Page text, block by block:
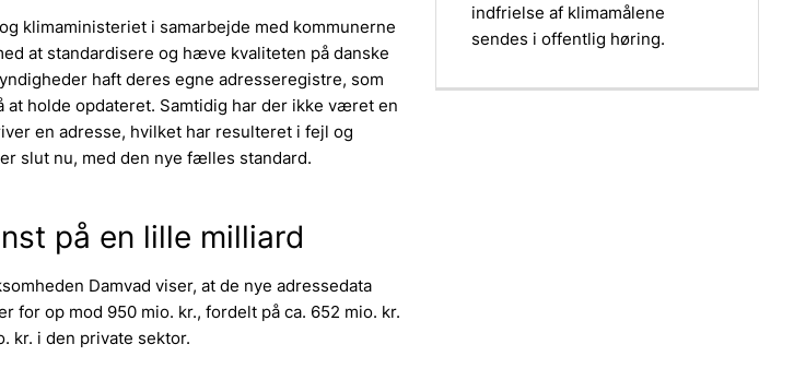
klimaministeriet i samarbejde med kommunerne
at standardisere og hæve kvaliteten på danske
haft deres egne adresseregistre, som
holde opdateret. Samtidig har der ikke været en
en adresse, hvilket har resulteret i fejl og
slut nu, med den nye fælles standard.
på en lille milliard
Damvad viser, at de nye adressedata
for op mod 950 mio. kr., fordelt på ca. 652 mio. kr.
kr. i den private sektor.
indfrielse af klimamålene
sendes i offentlig høring.